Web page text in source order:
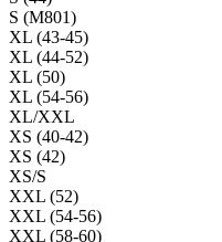
S (M801)
XL (43-45)
XL (44-52)
XL (50)
XL (54-56)
XL/XXL
XS (40-42)
XS (42)
XS/S
XXL (52)
XXL (54-56)
XXL (58-60)